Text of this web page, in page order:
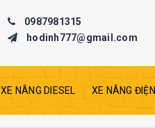
0987981315
hodinh777@gmail.com
XE NÂNG DIESEL XE NÂNG ĐIỆN